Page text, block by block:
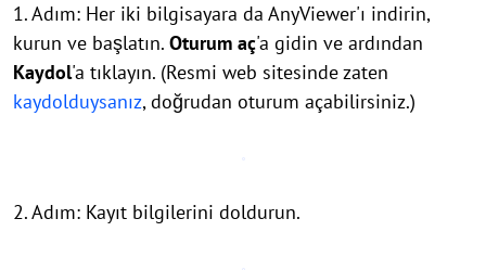
1. Adım: Her iki bilgisayara da AnyViewer'ı indirin,
kurun ve başlatın. Oturum aç'a gidin ve ardından
Kaydol'a tıklayın. (Resmi web sitesinde zaten
kaydolduysanız, doğrudan oturum açabilirsiniz.)
2. Adım: Kayıt bilgilerini doldurun.